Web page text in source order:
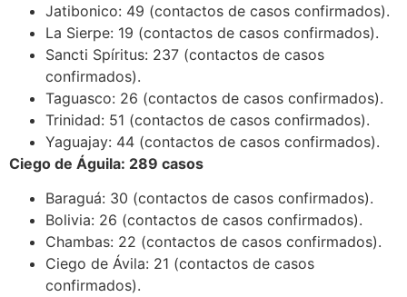
Jatibonico: 49 (contactos de casos confirmados).
La Sierpe: 19 (contactos de casos confirmados).
Sancti Spíritus: 237 (contactos de casos
confirmados).
Taguasco: 26 (contactos de casos confirmados).
Trinidad: 51 (contactos de casos confirmados).
Yaguajay: 44 (contactos de casos confirmados).
Ciego de Águila: 289 casos
Baraguá: 30 (contactos de casos confirmados).
Bolivia: 26 (contactos de casos confirmados).
Chambas: 22 (contactos de casos confirmados).
Ciego de Ávila: 21 (contactos de casos
confirmados).